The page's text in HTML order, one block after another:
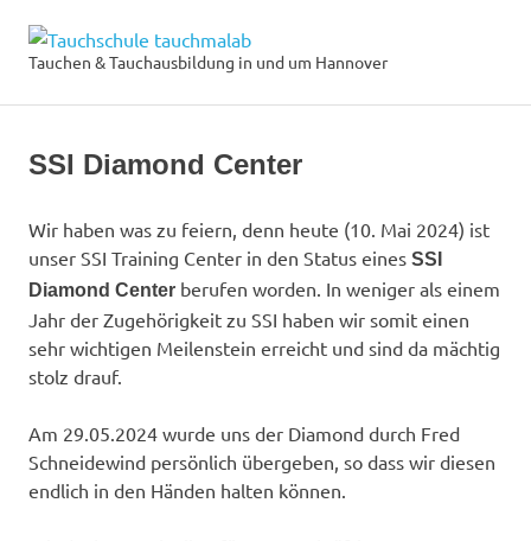
Inhalt
springen
Tauchschule
tauchmalab
Tauchen & Tauchausbildung in und um Hannover
SSI Diamond Center
Wir haben was zu feiern, denn heute (10. Mai 2024) ist
unser SSI Training Center in den Status eines SSI
Diamond Center berufen worden. In weniger als einem
Jahr der Zugehörigkeit zu SSI haben wir somit einen
sehr wichtigen Meilenstein erreicht und sind da mächtig
stolz drauf.
Am 29.05.2024 wurde uns der Diamond durch Fred
Schneidewind persönlich übergeben, so dass wir diesen
endlich in den Händen halten können.